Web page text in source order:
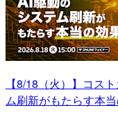
【8/18（火）】コス
ム刷新がもたらす本